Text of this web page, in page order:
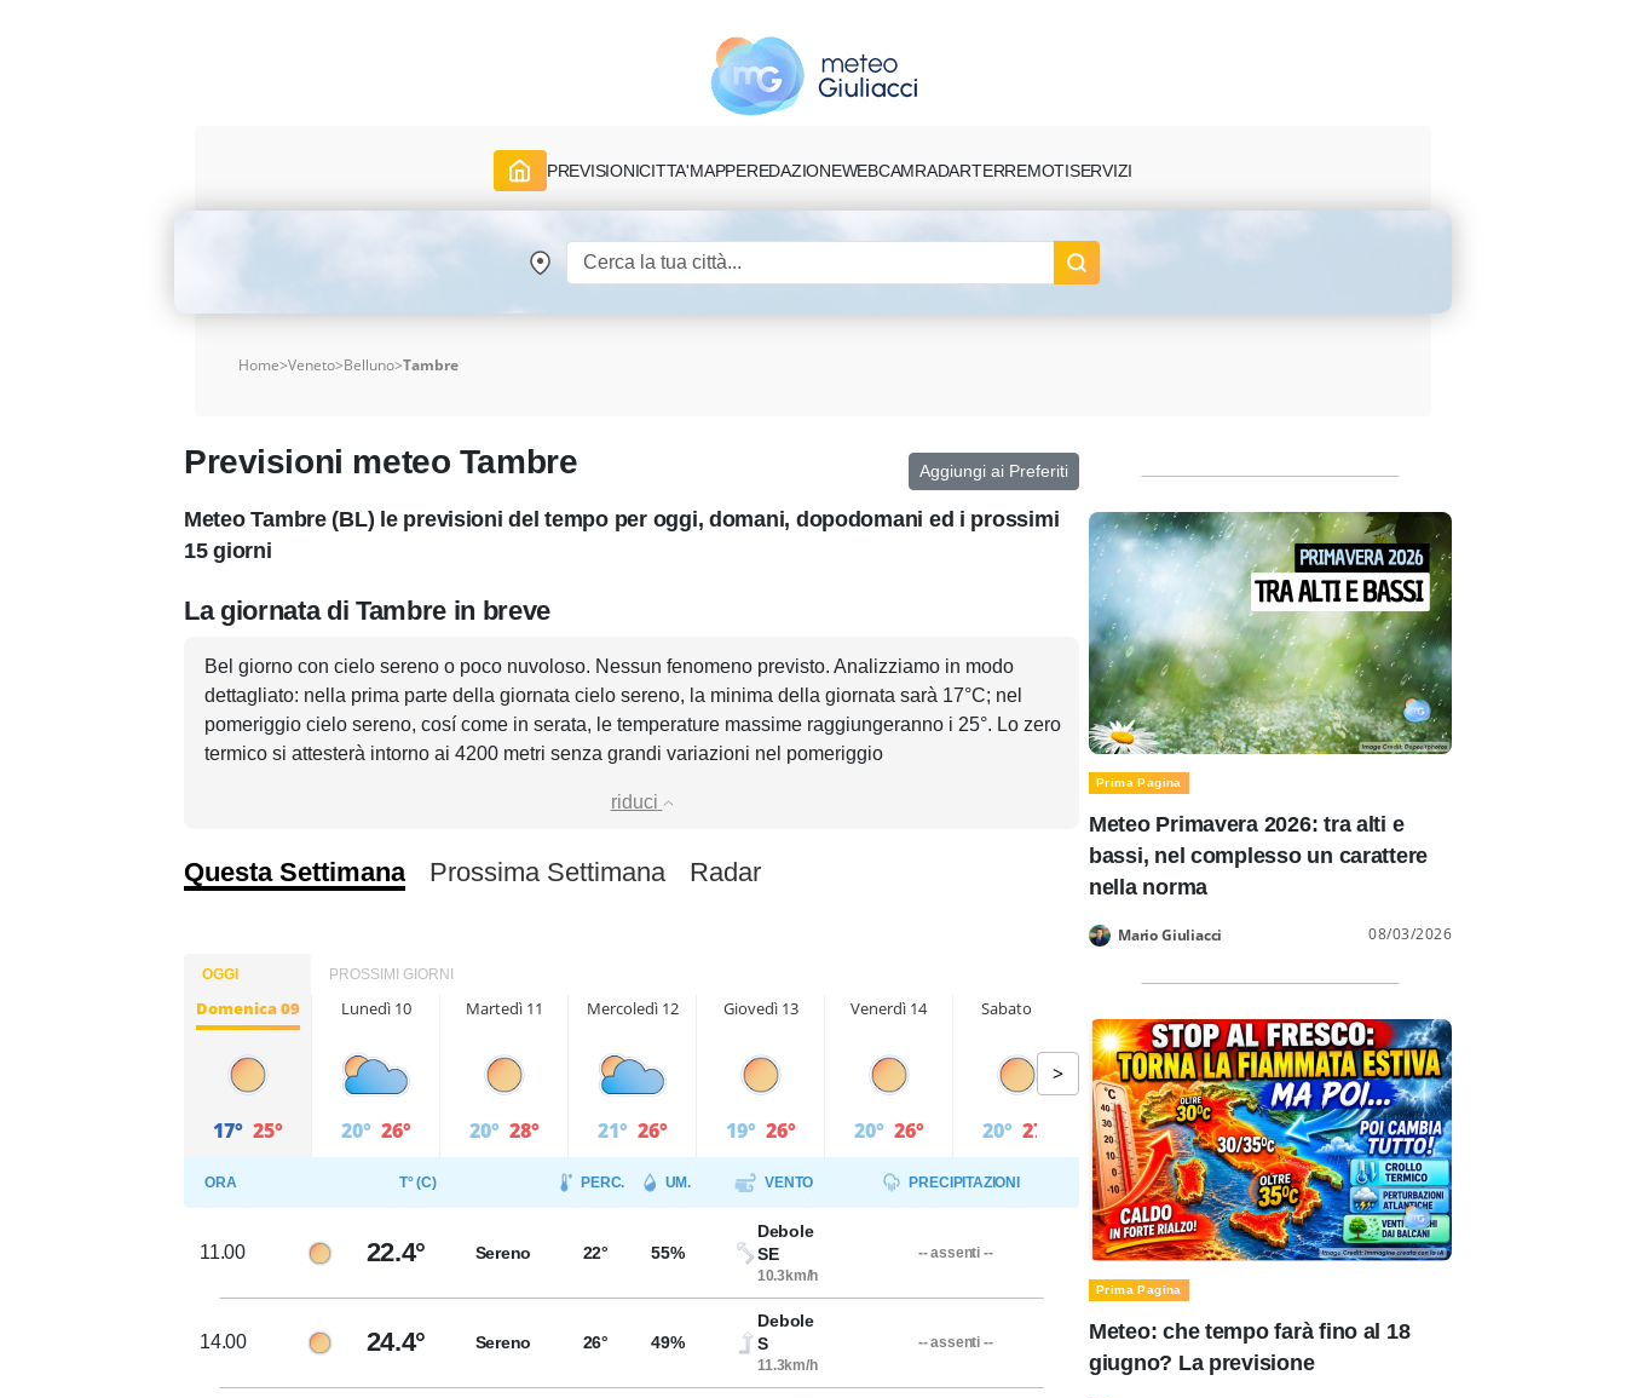
PREVISIONICITTA'MAPPEREDAZIONEWEBCAMRADARTERREMOTISERVIZI
Home>Veneto>Belluno>Tambre
Previsioni meteo Tambre Aggiungi ai Preferiti
Meteo Tambre (BL) le previsioni del tempo per oggi, domani, dopodomani ed i prossimi
15 giorni
La giornata di Tambre in breve
Bel giorno con cielo sereno o poco nuvoloso. Nessun fenomeno previsto. Analizziamo in modo
dettagliato: nella prima parte della giornata cielo sereno, la minima della giornata sarà 17°C; nel
pomeriggio cielo sereno, cosí come in serata, le temperature massime raggiungeranno i 25°. Lo zero
termico si attesterà intorno ai 4200 metri senza grandi variazioni nel pomeriggio
riduci
Questa Settimana Prossima Settimana Radar
OGGI PROSSIMI GIORNI
Domenica 09
17° 25°
Lunedì 10
20° 26°
Martedì 11
20° 28°
Mercoledì 12
21° 26°
Giovedì 13
19° 26°
Venerdì 14
20° 26°
Sabato 15
20° 27°
>
ORA T° (C) PERC. UM. VENTO PRECIPITAZIONI
11.00 22.4° Sereno 22° 55%
Debole
SE
10.3km/h
-- assenti --
14.00 24.4° Sereno 26° 49%
Debole
S
11.3km/h
-- assenti --
Prima Pagina
Meteo Primavera 2026: tra alti e
bassi, nel complesso un carattere
nella norma
Mario Giuliacci 08/03/2026
Prima Pagina
Meteo: che tempo farà fino al 18
giugno? La previsione